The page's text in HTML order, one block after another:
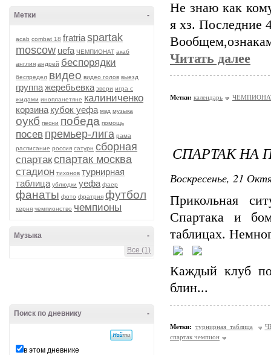
-
Метки
acab combat 18 fratriaspartak
moscow uefa ЧЕМПИОНАТ акаб
англия андрей беспорядки
беспредел видео видео голов выезд
группажеребьевка звери игра с
жидами инопланетяне калиниченко
корзина кубок уефа мвд музыка
оукб песни победа помощь
посев премьер-лига рама
расписание россия сатурн сборная
спартакспартак москва
стадион тихонов турнирная
таблица ублюдки уефа фаер
фанаты фото фратрия футбол
херня чемпионство чемпионы
-
Музыка
Все (1)
-
Поиск по дневнику
в этом дневнике
Не знаю как
я хз.
Читать далее
Метки: календарь
СПАРТАК НА
Воскресенье, 21
Прикольная
Спартака и
таблицах.
Каждый клуб
блин...
Метки: турнирная таблица
спартак чемпион